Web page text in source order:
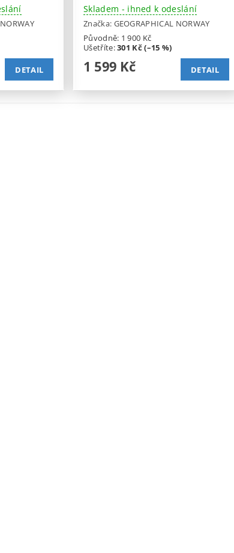
DETAIL
Skladem - ihned k odeslání
Značka: GEOGRAPHICAL NORWAY
Původně: 1 900 Kč
Ušetříte:301 Kč (–15 %)
1 599 Kč DETAIL